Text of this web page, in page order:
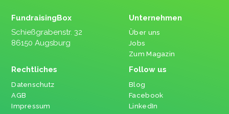
FundraisingBox
Schießgrabenstr. 32
86150 Augsburg
Unternehmen
Über uns
Jobs
Zum Magazin
Rechtliches
Datenschutz
AGB
Impressum
Follow us
Blog
Facebook
LinkedIn